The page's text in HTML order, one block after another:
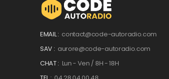
EMAIL : contact@code-autoradio.com
SAV : aurore@code-autoradio.com
CHAT : Lun - Ven / 8H - 18H